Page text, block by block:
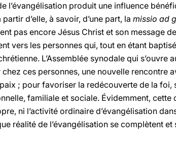
l’évangélisation produit une influence
d’elle, à savoir, d’une part, la missio ad
pas encore Jésus Christ et son message
vers les personnes qui, tout en étant
L’Assemblée synodale qui s’ouvre
ces personnes, une nouvelle rencontre
; pour favoriser la redécouverte de la foi,
familiale et sociale. Évidemment,
ni l’activité ordinaire d’évangélisation
réalité de l’évangélisation se complètent